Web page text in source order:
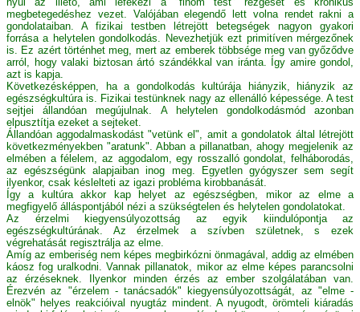
megbetegedéshez vezet. Valójában elegendő lett volna rendet rakni a
gondolataiban. A fizikai testben létrejött betegségek nagyon gyakori
forrása a helytelen gondolkodás. Nevezhetjük ezt primitíven mérgezőnek
is. Ez azért történhet meg, mert az emberek többsége meg van győződve
arról, hogy valaki biztosan ártó szándékkal van iránta. Így amire gondol,
azt is kapja.
Következésképpen, ha a gondolkodás kultúrája hiányzik, hiányzik az
egészségkultúra is. Fizikai testünknek nagy az ellenálló képessége. A test
sejtjei állandóan megújulnak. A helytelen gondolkodásmód azonban
elpusztítja ezeket a sejteket.
Állandóan aggodalmaskodást "vetünk el", amit a gondolatok által létrejött
következményekben "aratunk". Abban a pillanatban, ahogy megjelenik az
elmében a félelem, az aggodalom, egy rosszalló gondolat, felháborodás,
az egészségünk alapjaiban inog meg. Egyetlen gyógyszer sem segít
ilyenkor, csak késlelteti az igazi probléma kirobbanását.
Így a kultúra akkor kap helyet az egészségben, mikor az elme a
megfigyelő álláspontjából nézi a szükségtelen és helytelen gondolatokat.
Az érzelmi kiegyensúlyozottság az egyik kiindulópontja az
egészségkultúrának. Az érzelmek a szívben születnek, s ezek
végrehatását regisztrálja az elme.
Amíg az emberiség nem képes megbirkózni önmagával, addig az elmében
káosz fog uralkodni. Vannak pillanatok, mikor az elme képes parancsolni
az érzéseknek. Ilyenkor minden érzés az ember szolgálatában van.
Érezvén az "érzelem - tanácsadók" kiegyensúlyozottságát, az "elme -
elnök" helyes reakcióival nyugtáz mindent. A nyugodt, örömteli kiáradás